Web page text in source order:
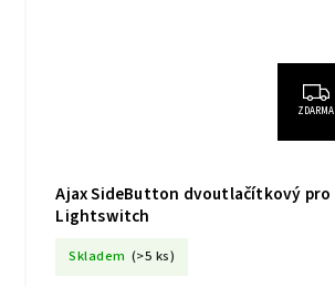
ZDARMA
Ajax SideButton dvoutlačítkový pro
Lightswitch
Skladem (>5 ks)